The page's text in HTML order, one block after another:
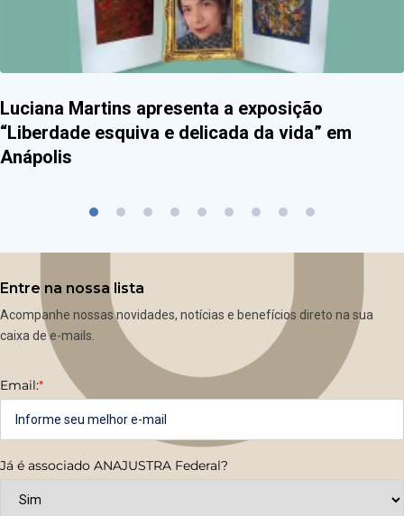
Luciana Martins apresenta a exposição
“Liberdade esquiva e delicada da vida” em
Anápolis
Entre na nossa lista
Acompanhe nossas novidades, notícias e benefícios direto na sua
caixa de e-mails.
Email:*
Já é associado ANAJUSTRA Federal?